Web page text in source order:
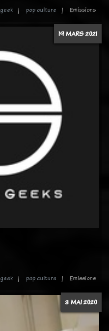
geek pop culture Emissions
19 MARS 2021
geek pop culture Emissions
3 MAI 2020